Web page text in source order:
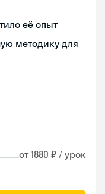
её опыт
методику для
от 1880 ₽ / урок